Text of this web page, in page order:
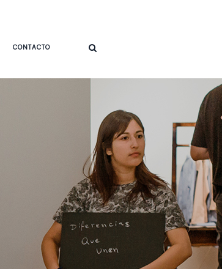
CONTACTO